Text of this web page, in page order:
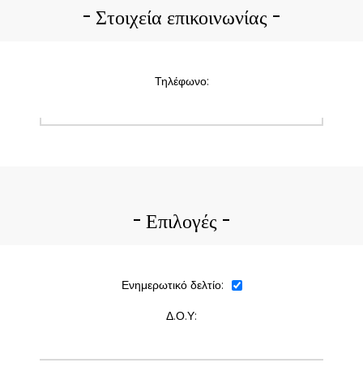
Στοιχεία επικοινωνίας
Τηλέφωνο:
Επιλογές
Ενημερωτικό δελτίο:
Δ.Ο.Υ: